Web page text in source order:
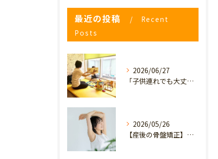
最近の投稿
Recent
Posts
2026/06/27
「子供連れでも大丈夫？」産後の腰痛・体型崩れに悩むママが、プライミー鍼灸整骨院を選ぶ3つの理由
2026/05/26
【産後の骨盤矯正】産後の原因不明なイライラ・疲れやすさは骨盤のせい？心と体を軽くするヒント